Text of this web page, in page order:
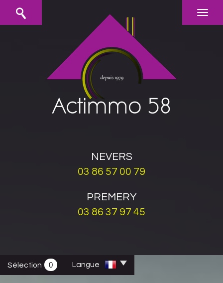
NEVERS
03 86 57 00 79
PREMERY
03 86 37 97 45
Sélection 0 Langue